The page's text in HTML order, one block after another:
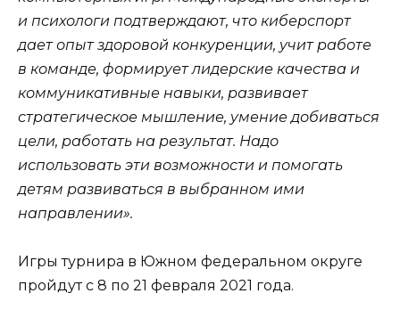
и психологи подтверждают, что киберспорт
дает опыт здоровой конкуренции, учит работе
в команде, формирует лидерские качества и
коммуникативные навыки, развивает
стратегическое мышление, умение добиваться
цели, работать на результат. Надо
использовать эти возможности и помогать
детям развиваться в выбранном ими
направлении».
Игры турнира в Южном федеральном округе
пройдут с 8 по 21 февраля 2021 года.